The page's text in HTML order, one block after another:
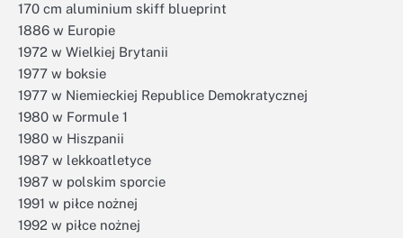
170 cm aluminium skiff blueprint
1886 w Europie
1972 w Wielkiej Brytanii
1977 w boksie
1977 w Niemieckiej Republice Demokratycznej
1980 w Formule 1
1980 w Hiszpanii
1987 w lekkoatletyce
1987 w polskim sporcie
1991 w piłce nożnej
1992 w piłce nożnej